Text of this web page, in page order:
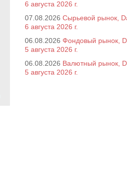
6 августа 2026 г.
07.08.2026 Сырьевой рынок,
6 августа 2026 г.
06.08.2026 Фондовый рынок,
5 августа 2026 г.
06.08.2026 Валютный рынок,
5 августа 2026 г.